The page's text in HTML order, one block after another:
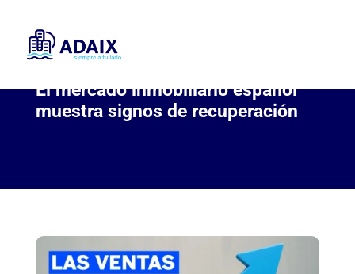
El mercado inmobiliario español
muestra signos de recuperación